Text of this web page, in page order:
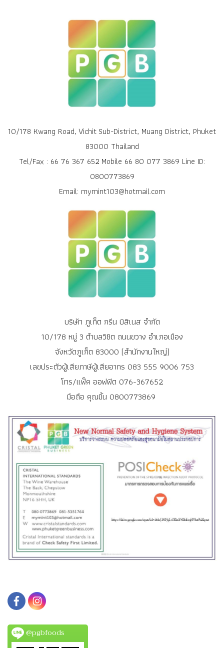
10/178 Kwang Road, Vichit Sub-District, Muang District, Phuket
83000 Thailand
Tel/Fax : 66 76 367 652 Mobile 66 80 077 3869 Line ID:
0800773869
Email: mymint103@hotmail.com
บริษัท ภูเก็ต กรีน บิสิเนส จำกัด
10/178 หมู่ 3 ตำบลวิชิต ถนนขวาง อำเภอเมือง
จังหวัดภูเก็ต 83000 (สำนักงานใหญ่)
เลขประตัวผู้เสียภาษีผู้เสียอากร 083 555 9006 753
โทร/แฟ็ค ออฟฟิต 076-367652
มือถือ คุณมิ้น 0800773869
@pgbfoods